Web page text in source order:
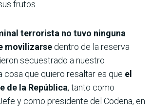
frutos.
terrorista no tuvo ninguna
movilizarse dentro de la reserva
secuestrado a nuestro
cosa que quiero resaltar es que el
de la República, tanto como
y como presidente del Codena, en